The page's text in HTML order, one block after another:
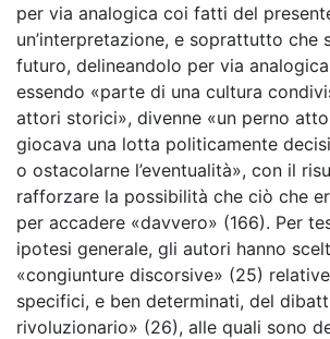
per via analogica coi fatti del
un’interpretazione, e soprattutto che
futuro, delineandolo per via
essendo «parte di una cultura
attori storici», divenne «un perno
giocava una lotta politicamente
o ostacolarne l’eventualità», con il
rafforzare la possibilità che ciò che
per accadere «davvero» (166). Per
ipotesi generale, gli autori hanno
«congiunture discorsive» (25)
specifici, e ben determinati, del
rivoluzionario» (26), alle quali sono